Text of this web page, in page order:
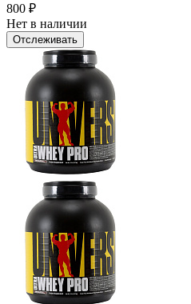
800 ₽
Нет в наличии
Отслеживать